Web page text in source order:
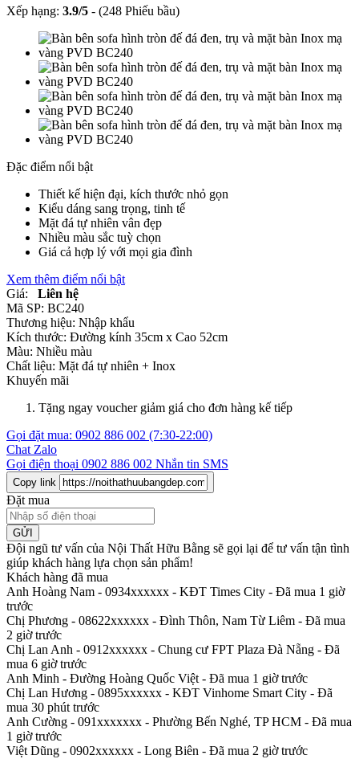
Xếp hạng: 3.9/5 - (248 Phiếu bầu)
Đặc điểm nổi bật
Thiết kế hiện đại, kích thước nhỏ gọn
Kiểu dáng sang trọng, tinh tế
Mặt đá tự nhiên vân đẹp
Nhiều màu sắc tuỳ chọn
Giá cả hợp lý với mọi gia đình
Xem thêm điểm nổi bật
Giá:
Liên hệ
Mã SP: BC240
Thương hiệu: Nhập khẩu
Kích thước: Đường kính 35cm x Cao 52cm
Màu: Nhiều màu
Chất liệu: Mặt đá tự nhiên + Inox
Khuyến mãi
Tặng ngay voucher giảm giá cho đơn hàng kế tiếp
Gọi đặt mua: 0902 886 002 (7:30-22:00)
Chat Zalo
Gọi điện thoại 0902 886 002 Nhắn tin SMS
Copy link
Đặt mua
GỬI
Đội ngũ tư vấn của Nội Thất Hữu Bằng sẽ gọi lại để tư vấn tận tình
giúp khách hàng lựa chọn sản phẩm!
Khách hàng đã mua
Anh Hoàng Nam - 0934xxxxxx - KĐT Times City - Đã mua 1 giờ
trước
Chị Phương - 08622xxxxxx - Đình Thôn, Nam Từ Liêm - Đã mua
2 giờ trước
Chị Lan Anh - 0912xxxxxx - Chung cư FPT Plaza Đà Nẵng - Đã
mua 6 giờ trước
Anh Minh - Đường Hoàng Quốc Việt - Đã mua 1 giờ trước
Chị Lan Hương - 0895xxxxxx - KĐT Vinhome Smart City - Đã
mua 30 phút trước
Anh Cường - 091xxxxxxx - Phường Bến Nghé, TP HCM - Đã mua
1 giờ trước
Việt Dũng - 0902xxxxxx - Long Biên - Đã mua 2 giờ trước